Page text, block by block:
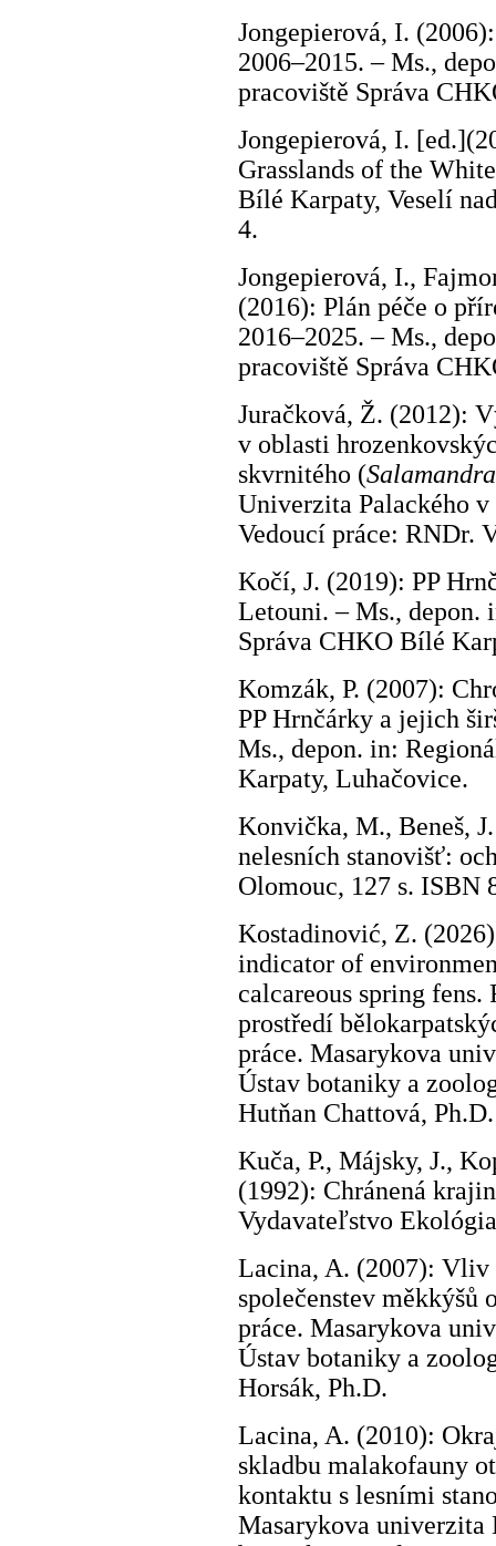
Jongepierová, I.
2006–2015. – Ms.,
pracoviště Správa
Jongepierová, I.
Grasslands of the
Bílé Karpaty, Veselí
4.
Jongepierová, I.,
(2016): Plán péče o
2016–2025. – Ms.,
pracoviště Správa
Juračková, Ž. (2012):
v oblasti
skvrnitého (
Univerzita Palackého
Vedoucí práce: RNDr.
Kočí, J. (2019): PP
Letouni. – Ms., depon.
Správa CHKO Bílé
Komzák, P. (2007):
PP Hrnčárky a jejich
Ms., depon. in:
Karpaty, Luhačovice.
Konvička, M., Beneš,
nelesních stanovišť:
Olomouc, 127 s. ISBN
Kostadinović, Z.
indicator of
calcareous spring
prostředí
práce. Masarykova
Ústav botaniky a
Hutňan Chattová, Ph.D.
Kuča, P., Májsky, J.,
(1992): Chránená
Vydavateľstvo
Lacina, A. (2007): Vliv
společenstev měkkýšů
práce. Masarykova
Ústav botaniky a
Horsák, Ph.D.
Lacina, A. (2010):
skladbu malakofauny
kontaktu s lesními
Masarykova univerzita